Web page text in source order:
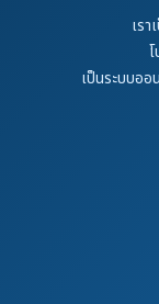
เร
เป็นระบบอ